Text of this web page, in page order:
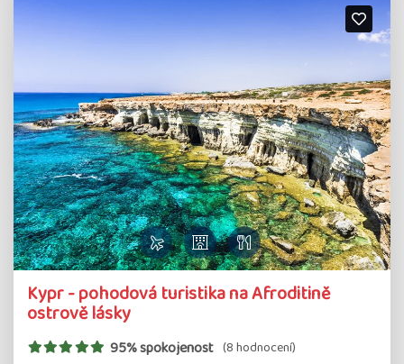
Kypr - pohodová turistika na Afroditině
ostrově lásky
95% spokojenost (8 hodnocení)